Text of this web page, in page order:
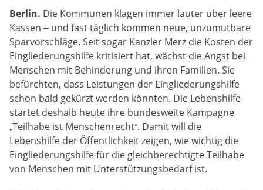
Berlin. Die Kommunen klagen immer lauter über leere
Kassen – und fast täglich kommen neue, unzumutbare
Sparvorschläge. Seit sogar Kanzler Merz die Kosten der
Eingliederungshilfe kritisiert hat, wächst die Angst bei
Menschen mit Behinderung und ihren Familien. Sie
befürchten, dass Leistungen der Eingliederungshilfe
schon bald gekürzt werden könnten. Die Lebenshilfe
startet deshalb heute ihre bundesweite Kampagne
„Teilhabe ist Menschenrecht“. Damit will die
Lebenshilfe der Öffentlichkeit zeigen, wie wichtig die
Eingliederungshilfe für die gleichberechtigte Teilhabe
von Menschen mit Unterstützungsbedarf ist.